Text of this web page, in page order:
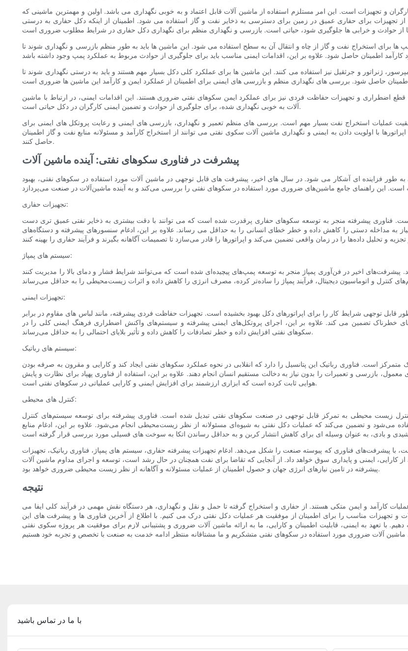
و تجهیزات است. این امر مستلزم استفاده از ماشین آلات قابل اعتماد و به خوبی نگهداری می باشد. اولین و مهمترین ماشینی که
برای حفاری عمیق در زمین برای دسترسی به ذخایر نفت و گاز استفاده می شود. اطمینان از اینکه دکل حفاری به درستی
برای استخراج نفت و گاز از چاه و انتقال آن به سطح استفاده می شود. این ماشین ها باید به طور منظم بازرسی و نگهداری شوند تا
ژنراتور و جرثقیل نیز استفاده می کنند. این ماشین ها برای عملکرد کلی دکل بسیار مهم هستند و باید به درستی نگهداری شوند تا
اضطراری و تجهیزات حفاظت فردی نیز برای عملکرد ایمن سکوهای نفتی ضروری هستند. این اقدامات ایمنی، در ارتباط با ماشین
آلات به خوبی نگهداری شده، برای جلوگیری از حوادث و تضمین ایمنی کارگران در دکل حیاتی است.
عملیات استخراج نفت بسیار مهم است. بررسی های منظم تعمیر و نگهداری، بازرسی های ایمنی و رعایت پروتکل های ایمنی برای
با اولویت دادن به ایمنی و نگهداری ماشین آلات سکوی نفتی می توانند از استخراج کارآمد و مسئولانه منابع نفت و گاز اطمینان
حاصل کنند.
پیشرفت در فناوری سکوهای نفتی: آینده ماشین آلات
طور فزاینده ای آشکار می شود. در سال های اخیر، پیشرفت های قابل توجهی در ماشین آلات مورد استفاده در سکوهای نفتی، بهبود
تجهیزات حفاری:
فناوری پیشرفته منجر به توسعه سکوهای حفاری پرقدرت شده است که می توانند با دقت بیشتری به ذخایر نفتی عمیق تری دست
به مداخله دستی را کاهش داده و خطر خطای انسانی را به حداقل می رساند. علاوه بر این، ادغام سنسورهای پیشرفته و دستگاه‌های
سیستم های پمپاژ:
اخیر در فن‌آوری پمپاژ منجر به توسعه پمپ‌های پیچیده‌ای شده است که می‌توانند شرایط فشار و دمای بالا را مدیریت کنند
تجهیزات ایمنی:
توجهی شرایط کار را برای اپراتورهای دکل بهبود بخشیده است. تجهیزات حفاظت فردی پیشرفته، مانند لباس های مقاوم در برابر
خطرناک تضمین می کند. علاوه بر این، اجرای پروتکل‌های ایمنی پیشرفته و سیستم‌های واکنش اضطراری فرهنگ ایمنی کلی را در
سکوهای نفتی افزایش داده و خطر تصادفات را کاهش داده و تأثیر بلایای احتمالی را به حداقل می‌رساند.
سیستم های رباتیک:
است. فناوری رباتیک این پتانسیل را دارد که انقلابی در نحوه عملکرد سکوهای نفتی ایجاد کند و کارایی و مقرون به صرفه بودن
بازرسی و تعمیرات را بدون نیاز به دخالت مستقیم انسان انجام دهند. علاوه بر این، استفاده از فناوری پهپاد برای نظارت و پایش
هوایی ثابت کرده است که ابزاری ارزشمند برای افزایش ایمنی و کارایی عملیاتی در سکوهای نفتی است.
کنترل های محیطی:
زیست محیطی به تمرکز قابل توجهی در صنعت سکوهای نفتی تبدیل شده است. فناوری پیشرفته برای توسعه سیستم‌های کنترل
می‌شود و تضمین می‌کند که عملیات دکل نفتی به شیوه‌ای مسئولانه از نظر زیست‌محیطی انجام می‌شود. علاوه بر این، ادغام منابع
با پیشرفت‌های فناوری که پیوسته صنعت را شکل می‌دهد. ادغام تجهیزات پیشرفته حفاری، سیستم های پمپاژ، فناوری رباتیک، تجهیزات
ایمنی و پایداری سوق خواهد داد. از آنجایی که تقاضا برای نفت همچنان در حال رشد است، توسعه و اجرای مداوم ماشین آلات
پیشرفته در تامین نیازهای انرژی جهان و حصول اطمینان از عملیات مسئولانه و آگاهانه از نظر زیست محیطی ضروری خواهد بود.
نتيجه
کارآمد و ایمن متکی هستند. از حفاری و استخراج گرفته تا حمل و نقل و نگهداری، هر دستگاه نقش مهمی در فرآیند کلی ایفا می
داشتن ماشین آلات و تجهیزات مناسب را برای اطمینان از موفقیت هر عملیات دکل نفتی درک می کنیم. با اطلاع از آخرین فناوری ها و پیشرفت های این
با تعهد به ایمنی، قابلیت اطمینان و کارایی، ما به ارائه ماشین آلات ضروری و پشتیبانی لازم برای موفقیت هر پروژه سکوی نفتی
با ما در تماس باشید